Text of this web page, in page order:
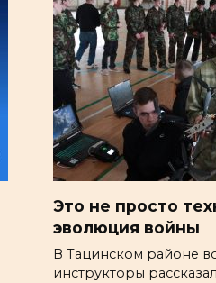
Это не просто
эволюция войны
В Тацинском районе
инструкторы